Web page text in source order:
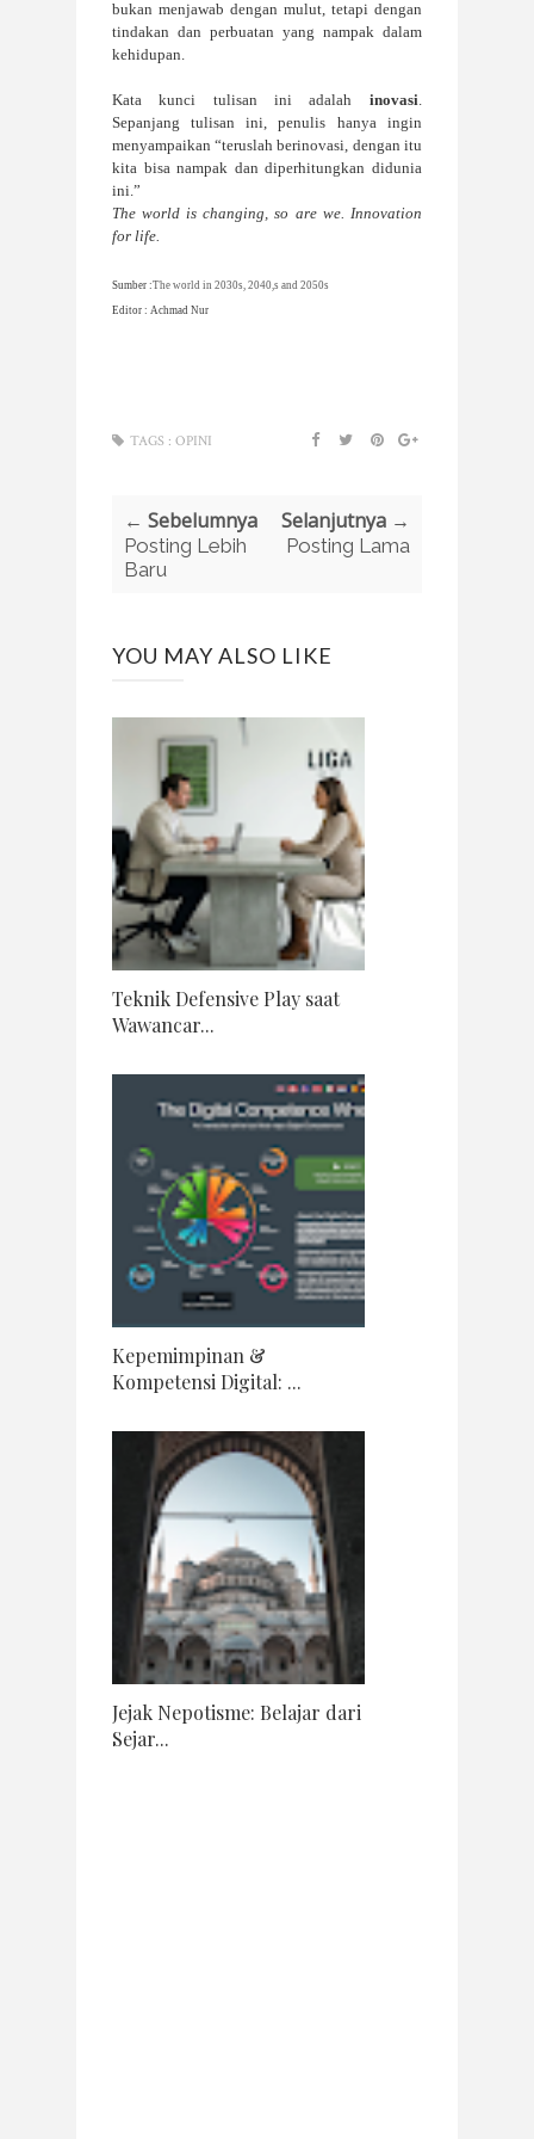
bukan menjawab dengan mulut, tetapi dengan
tindakan dan perbuatan yang nampak dalam
kehidupan.
Kata kunci tulisan ini adalah inovasi
Sepanjang tulisan ini, penulis hanya ingin
menyampaikan “teruslah berinovasi, dengan itu
kita bisa nampak dan diperhitungkan didunia
ini.”
The world is changing, so are we. Innovation
for life.
Sumber :The world in 2030s, 2040,s and 2050s
Editor : Achmad Nur
TAGS : OPINI
← Sebelumnya
Posting Lebih
Baru
Selanjutnya →
Posting Lama
YOU MAY ALSO LIKE
Teknik Defensive Play saat
Wawancar...
Kepemimpinan &
Kompetensi Digital: ...
Jejak Nepotisme: Belajar dari
Sejar...